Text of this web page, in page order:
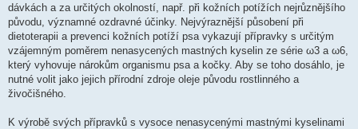
dávkách a za určitých okolností, např. při kožních potížích nejrůznějšího
původu, významné ozdravné účinky. Nejvýraznější působení při
dietoterapii a prevenci kožních potíží psa vykazují přípravky s určitým
vzájemným poměrem nenasycených mastných kyselin ze série ω3 a ω6,
který vyhovuje nárokům organismu psa a kočky. Aby se toho dosáhlo, je
nutné volit jako jejich přírodní zdroje oleje původu rostlinného a
živočišného.
K výrobě svých přípravků s vysoce nenasycenými mastnými kyselinami